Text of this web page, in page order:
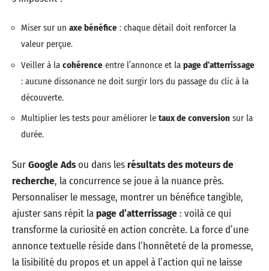
Miser sur un axe bénéfice : chaque détail doit renforcer la
valeur perçue.
Veiller à la cohérence entre l’annonce et la page d’atterrissage
: aucune dissonance ne doit surgir lors du passage du clic à la
découverte.
Multiplier les tests pour améliorer le taux de conversion sur la
durée.
SurGoogle Adsou dans lesrésultats des moteurs de
recherche, la concurrence se joue à la nuance près.
Personnaliser le message, montrer un bénéfice tangible,
ajuster sans répit lapage d’atterrissage: voilà ce qui
transforme la curiosité en action concrète. La force d’une
annonce textuelle réside dans l’honnêteté de la promesse,
la lisibilité du propos et un appel à l’action qui ne laisse